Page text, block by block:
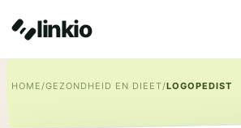
linkio
HOME/GEZONDHEID EN DIEET/LOGOPEDIST